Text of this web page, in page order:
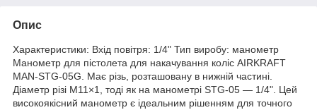
Опис
Характеристики: Вхід повітря: 1/4" Тип виробу: манометр
Манометр для пістолета для накачування коліс AIRKRAFT
MAN-STG-05G. Має різь, розташовану в нижній частині.
Діаметр різі M11×1, тоді як на манометрі STG-05 — 1/4". Цей
високоякісний манометр є ідеальним рішенням для точного